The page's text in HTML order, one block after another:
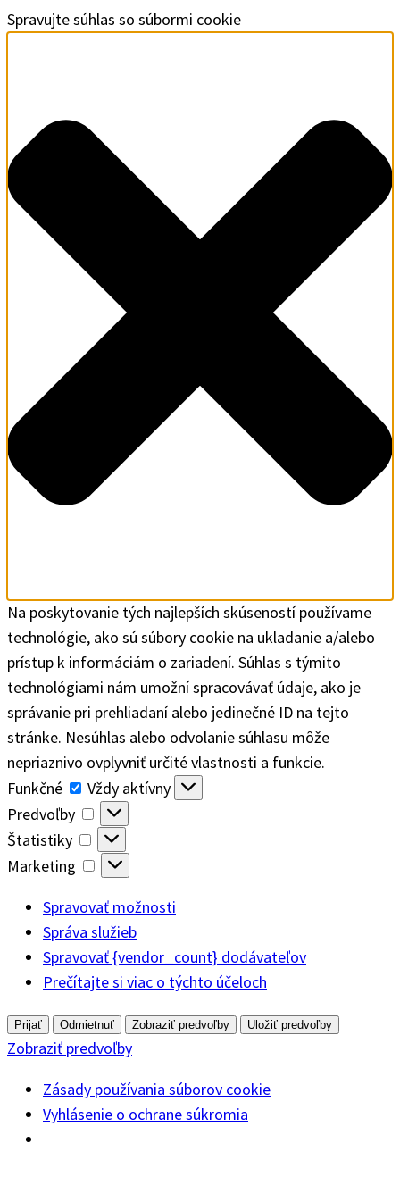
Spravujte súhlas so súbormi cookie
Na poskytovanie tých najlepších skúseností používame
technológie, ako sú súbory cookie na ukladanie a/alebo
prístup k informáciám o zariadení. Súhlas s týmito
technológiami nám umožní spracovávať údaje, ako je
správanie pri prehliadaní alebo jedinečné ID na tejto
stránke. Nesúhlas alebo odvolanie súhlasu môže
nepriaznivo ovplyvniť určité vlastnosti a funkcie.
Funkčné
Funkčné
Vždy aktívny
Predvoľby
Predvoľby
Štatistiky
Štatistiky
Marketing
Marketing
Spravovať možnosti
Správa služieb
Spravovať {vendor_count} dodávateľov
Prečítajte si viac o týchto účeloch
Prijať Odmietnuť Zobraziť predvoľby Uložiť predvoľby
Zobraziť predvoľby
Zásady používania súborov cookie
Vyhlásenie o ochrane súkromia